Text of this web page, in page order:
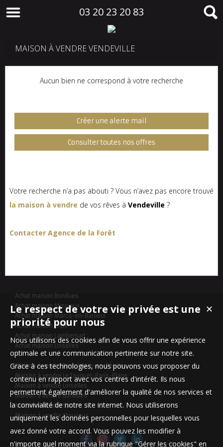
03 20 23 20 83
MAISON À VENDRE VENDEVILLE
Aucun bien ne correspond à votre recherche
Créer une alerte mail
Consulter toutes nos offres
Votre recherche n’a pas abouti ? Vous n’avez pas encore trouvé
la maison à vendre de vos rêves à Vendeville ?
Contacter Agence de la Forêt
Achat maison Bondues
Achat maison Mouvaux
Achat maison Marcq-en-Baroeul
Achat maison Croix
Achat maison Lambersart
Achat maison Linselles
Maison à vendre Templeuve-en-Pévèle
Maison à vendre Le Touquet-Paris-Plage
Maison à vendre Linselles
Maison à vendre Bondues
Maison à vendre Santes
Maison à vendre Mouvaux
✕
Le respect de votre vie privée est une
priorité pour nous
Nous utilisons des cookies afin de vous offrir une expérience
optimale et une communication pertinente sur notre site.
Grace à ces technologies, nous pouvons vous proposer du
contenu en rapport avec vos centres d'intérêt. Ils nous
permettent également d'améliorer la qualité de nos services et
la convivialité de notre site internet. Nous utiliserons
uniquement les données personnelles pour lesquelles vous
avez donné votre accord. Vous pouvez les modifier à
n'importe quel moment via la rubrique "Gérer les cookies" en